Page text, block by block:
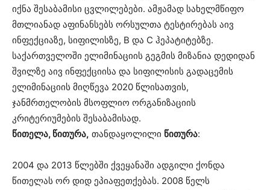
იქნა შესაბამისი ცვლილებები. ამჟამად სახელმწიფო
მთლიანად აფინანსებს ორსულთა ტესტირებას აივ
ინფექციაზე, სიფილისზე, B და C ჰეპატიტებზე.
საქართველოში ელიმინაციის გეგმის მიზანია დედიდან
შვილზე აივ ინფექციისა და სიფილისის გადაცემის
ელიმინაციის მიღწევა 2020 წლისათვის,
ჯანმრთელობის მსოფლიო ორგანიზაციის
კრიტერიუმების შესაბამისად.
წითელა, წითურა, თანდაყოლილი წითურა:
2004 და 2013 წლებში ქვეყანაში ადგილი ქონდა
წითელას ორ დიდ ეპიაფეთქებას. 2008 წელს